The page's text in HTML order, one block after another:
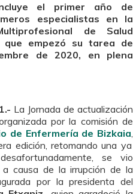
el primer año de
especialistas en la
de Salud
que empezó su tarea de
de 2020, en plena
La Jornada de actualización
por la comisión de
de Enfermería de Bizkaia,
edición, retomando una ya
se vio
causa de la irrupción de la
por la presidenta del